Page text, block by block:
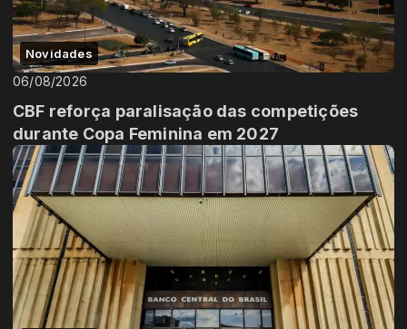
Novidades
06/08/2026
CBF reforça paralisação das competições
durante Copa Feminina em 2027